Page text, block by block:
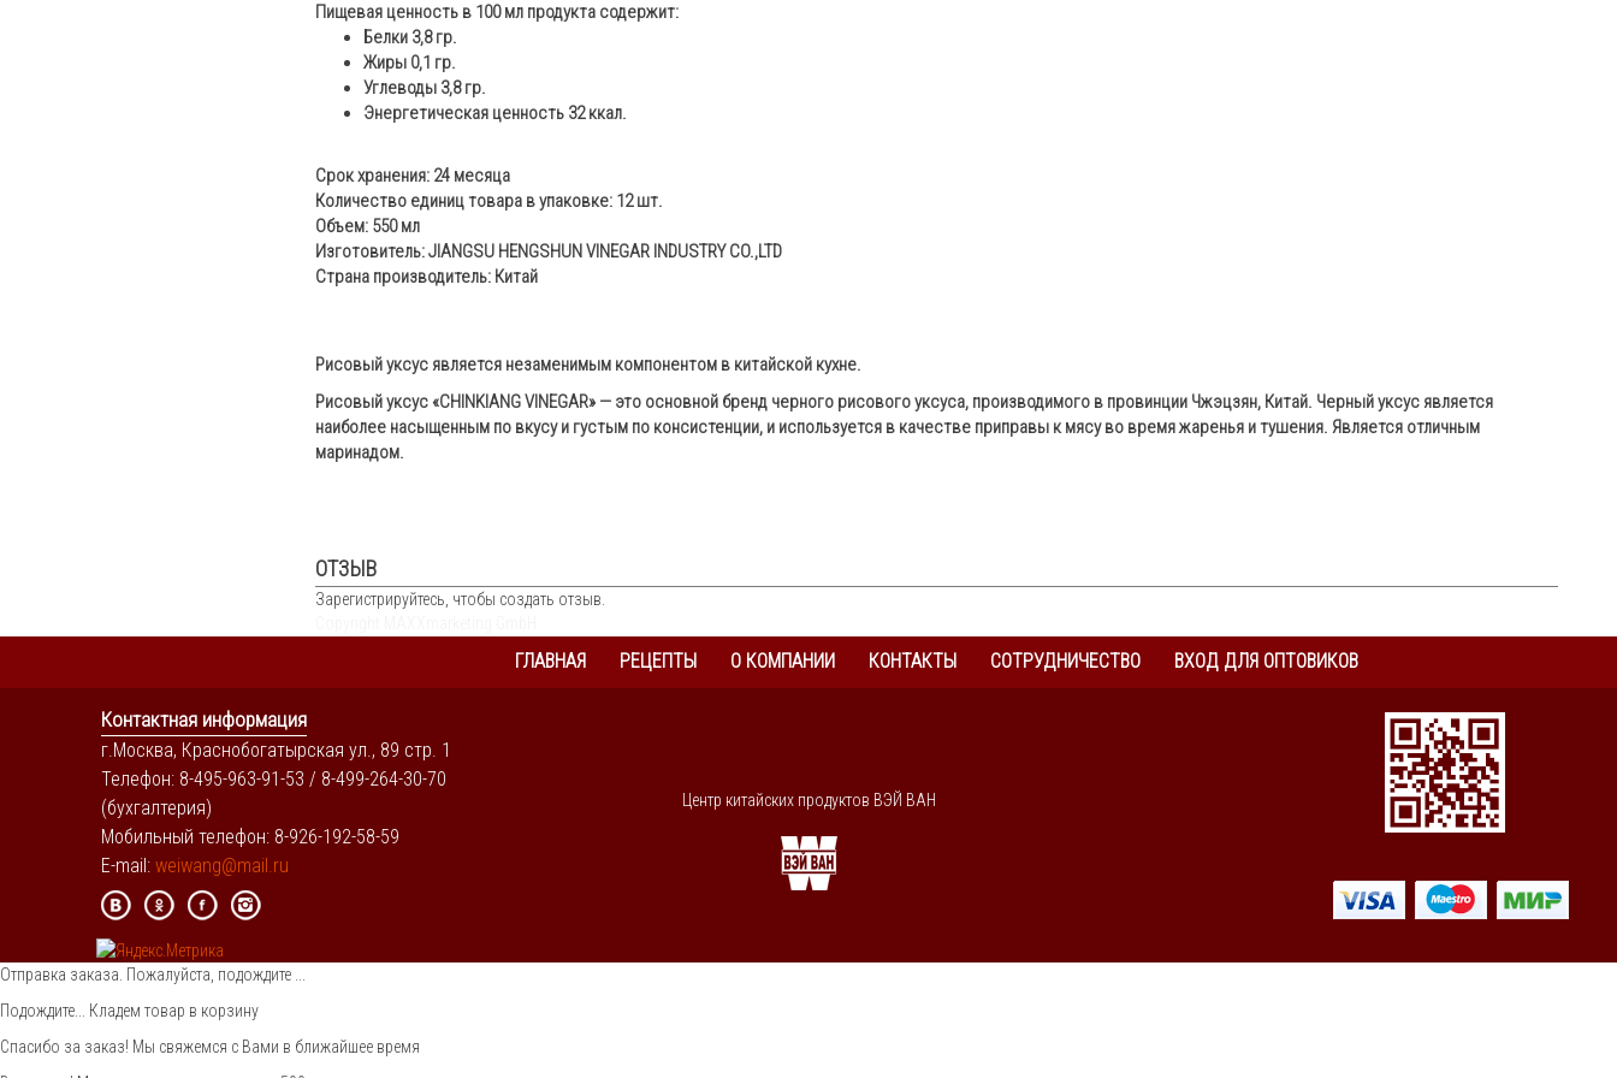
Пищевая ценность в 100 мл продукта содержит:
Белки 3,8 гр.
Жиры 0,1 гр.
Углеводы 3,8 гр.
Энергетическая ценность 32 ккал.
Срок хранения: 24 месяца
Количество единиц товара в упаковке: 12 шт.
Объем: 550 мл
Изготовитель: JIANGSU HENGSHUN VINEGAR INDUSTRY CO.,LTD
Страна производитель: Китай
Рисовый уксус является незаменимым компонентом в китайской кухне.
Рисовый уксус «CHINKIANG VINEGAR» — это основной бренд черного рисового уксуса, производимого в провинции Чжэцзян, Китай. Черный уксус является
наиболее насыщенным по вкусу и густым по консистенции, и используется в качестве приправы к мясу во время жаренья и тушения. Является отличным
маринадом.
ОТЗЫВ
Зарегистрируйтесь, чтобы создать отзыв.
ГЛАВНАЯ РЕЦЕПТЫ О КОМПАНИИ КОНТАКТЫ СОТРУДНИЧЕСТВО ВХОД ДЛЯ ОПТОВИКОВ
Контактная информация
г.Москва, Краснобогатырская ул., 89 стр. 1
Телефон: 8-495-963-91-53 / 8-499-264-30-70
(бухгалтерия)
Мобильный телефон: 8-926-192-58-59
E-mail: weiwang@mail.ru
Центр китайских продуктов ВЭЙ ВАН
Отправка заказа. Пожалуйста, подождите ...
Подождите... Кладем товар в корзину
Спасибо за заказ! Мы свяжемся с Вами в ближайшее время